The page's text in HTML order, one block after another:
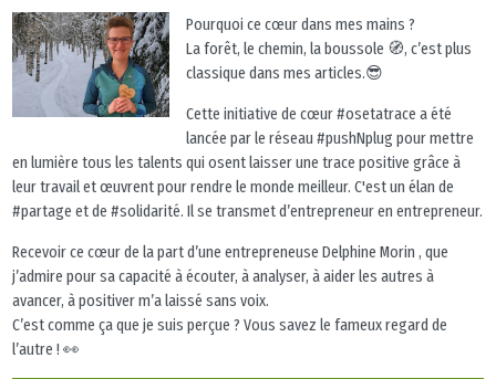
Pourquoi ce cœur dans mes mains ?
La forêt, le chemin, la boussole 🧭, c’est plus
classique dans mes articles.😎
Cette initiative de cœur #osetatrace a été
lancée par le réseau #pushNplug pour mettre
en lumière tous les talents qui osent laisser une trace positive grâce à
leur travail et œuvrent pour rendre le monde meilleur. C'est un élan de
#partage et de #solidarité. Il se transmet d’entrepreneur en entrepreneur.
Recevoir ce cœur de la part d’une entrepreneuse Delphine Morin , que
j’admire pour sa capacité à écouter, à analyser, à aider les autres à
avancer, à positiver m’a laissé sans voix.
C’est comme ça que je suis perçue ? Vous savez le fameux regard de
l’autre ! 👀